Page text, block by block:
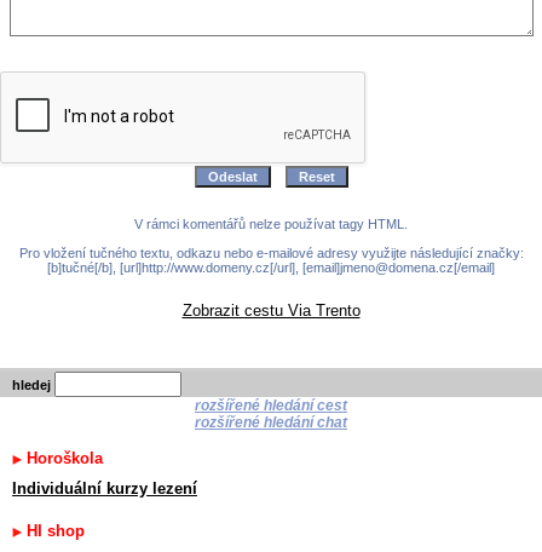
V rámci komentářů nelze používat tagy HTML.
Pro vložení tučného textu, odkazu nebo e-mailové adresy využijte následující značky:
[b]tučné[/b], [url]http://www.domeny.cz[/url], [email]jmeno@domena.cz[/email]
Zobrazit cestu Via Trento
hledej
rozšířené hledání cest
rozšířené hledání chat
Horoškola
Individuální kurzy lezení
HI shop